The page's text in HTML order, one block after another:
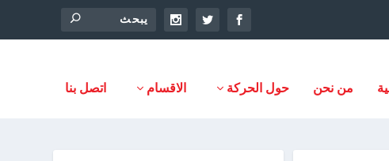
من نحن حول الحركة الاقسام اتصل بنا